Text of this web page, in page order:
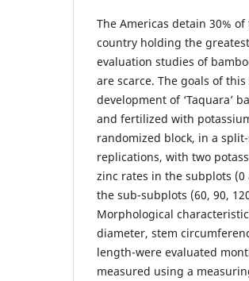
The Americas detain 30%
country holding the
evaluation studies of
are scarce. The goals of
development of ‘Taquara’
and fertilized with
randomized block, in a
replications, with two
zinc rates in the subplots (0
the sub-subplots (60, 90,
Morphological
diameter, stem
length-were evaluated
measured using a